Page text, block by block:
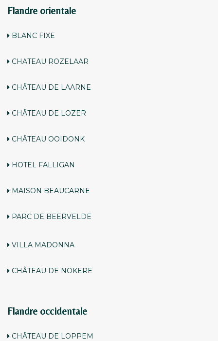
Flandre orientale
BLANC FIXE
CHATEAU ROZELAAR
CHÂTEAU DE LAARNE
CHÂTEAU DE LOZER
CHÂTEAU OOIDONK
HOTEL FALLIGAN
MAISON BEAUCARNE
PARC DE BEERVELDE
VILLA MADONNA
CHÂTEAU DE NOKERE
Flandre occidentale
CHÂTEAU DE LOPPEM